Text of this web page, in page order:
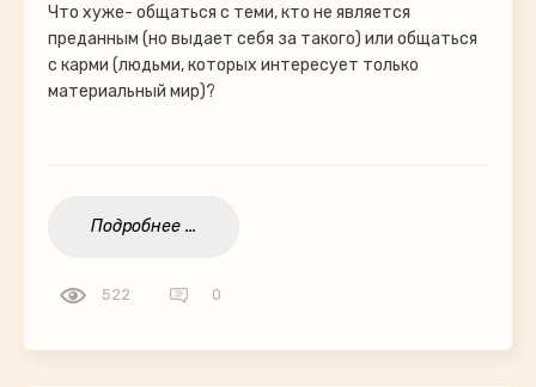
Что хуже- общаться с теми, кто не является
преданным (но выдает себя за такого) или общаться
с карми (людьми, которых интересует только
материальный мир)?
Подробнее ...
522 0